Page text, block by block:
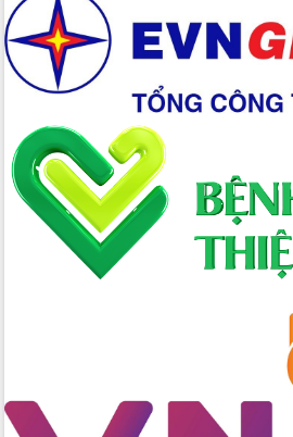
Huy giữ chức Bí thư Đảng ủy Ủy Ban
Nhân dân tỉnh
Bệnh án điện tử thúc đẩy chuyển đổi
số y tế tại Đắk Lắk
Chuyển đổi số thư viện: Mở rộng
không gian tri thức trong thời đại số
Đánh giá, rút kinh nghiệm công tác tổ
chức diễn tập trước ngày bầu cử
Chương trình “Gặp gỡ hữu nghị –
Friendship Meeting New Year 2026”
Bầu cử Quốc hội và HĐND: Cử tri Đắk
Lắk gửi gắm niềm tin, kỳ vọng vào lá
Đảm bảo cuộc bầu cử đại biểu Quốc